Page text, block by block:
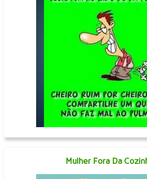
Mulher Fora Da